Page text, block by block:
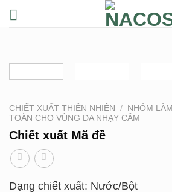
đến
CHIẾT XUẤT THIÊN NHIÊN /
NHÓM
TOÀN CHO VÙNG DA NHẠY CẢM
Chiết xuất Mã đề
Dạng chiết xuất: Nước/Bột